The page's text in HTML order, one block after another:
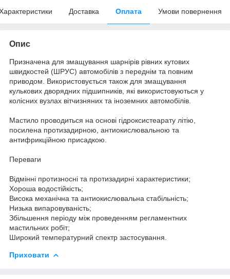
Доставка Оплата Умови повернення
Опис
Призначена для змащування шарнірів рівних кутових
швидкостей (ШРУС) автомобілів з переднім та повним
приводом. Використовується також для змащування
кулькових дворядних підшипників, які використовуються у
колісних вузлах вітчизняних та іноземних автомобілів.
Мастило проводиться на основі гідроксистеарату літію,
посилена протизадирною, антиокислювальною та
антифрикційною присадкою.
Переваги
Відмінні протизносні та протизадирні характеристики;
Хороша водостійкість;
Висока механічна та антиокислювальна стабільність;
Низька випаровуваність;
Збільшення періоду між проведенням регламентних
мастильних робіт;
Широкий температурний спектр застосування.
Приховати